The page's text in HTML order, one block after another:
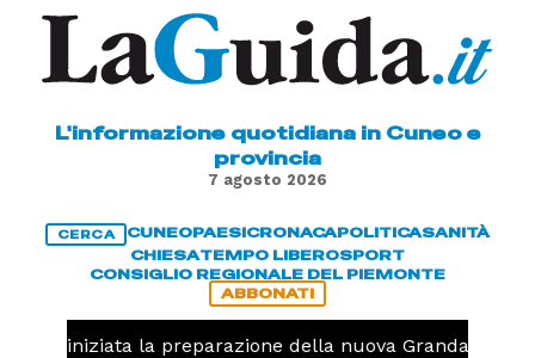
L'informazione quotidiana in Cuneo e
provincia
7 agosto 2026
CERCA CUNEOPAESICRONACAPOLITICASANITÀ
CHIESATEMPO LIBEROSPORT
CONSIGLIO REGIONALE DEL PIEMONTE
ABBONATI
iniziata la preparazione della nuova Granda Volley